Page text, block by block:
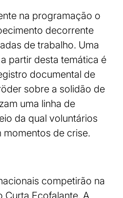
na programação o
decorrente
de trabalho. Uma
partir desta temática é
documental de
sobre a solidão de
uma linha de
da qual voluntários
de crise.
competirão na
Curta Ecofalante. A